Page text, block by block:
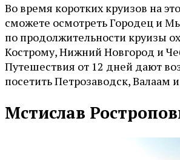
Во время коротких круизов на
сможете осмотреть Городец и
по продолжительности круизы
Кострому, Нижний Новгород и
Путешествия от 12 дней дают
посетить Петрозаводск, Валаам
Мстислав